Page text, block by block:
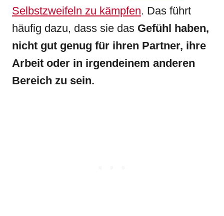
Selbstzweifeln zu kämpfen. Das führt
häufig dazu, dass sie das Gefühl haben,
nicht gut genug für ihren Partner, ihre
Arbeit oder in irgendeinem anderen
Bereich zu sein.